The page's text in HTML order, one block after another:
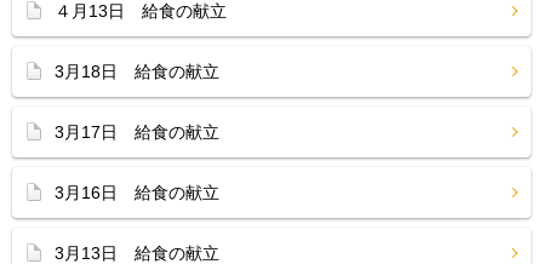
４月13日 給食の献立
3月18日 給食の献立
3月17日 給食の献立
3月16日 給食の献立
3月13日 給食の献立